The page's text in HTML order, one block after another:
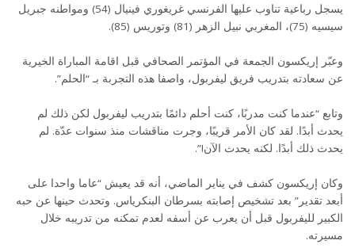
يسجل رباعية تناوب عليها الفرنسي غريغوري فينيال (54) ومواطنه جبريل
سيسيه (75)، المغربي نبيل الزهر (81) وتوريس (85).
وعبّر إريكسون الجمعة في المؤتمر الصحافي قبل اقامة المباراة الخيرية
عن سعادته بتدريب فريق ليفربول، واصفا هذه التجربة بـ “الحلم”.
وتابع “عندما كنت مدربًا، كنت أحلم دائمًا بتدريب ليفربول لكن ذلك لم
يحدث أبدًا. لقد كان الأمر قريبًا، وجرت مناقشات منذ سنوات عدّة. لم
يحدث ذلك أبدًا. لكنه يحدث الآن!”.
وكان إريكسون كشف في يناير الماضي، أنه قد يعيش “عاما واحدا على
أبعد تقدير” بعد تشخيص إصابته بسرطان البنكرياس. وتحدث حينها عن حبه
الكبير لليفربول قبل أن يعرب عن أسفه لعدم تمكنه من تدريبه خلال
مسيرته.